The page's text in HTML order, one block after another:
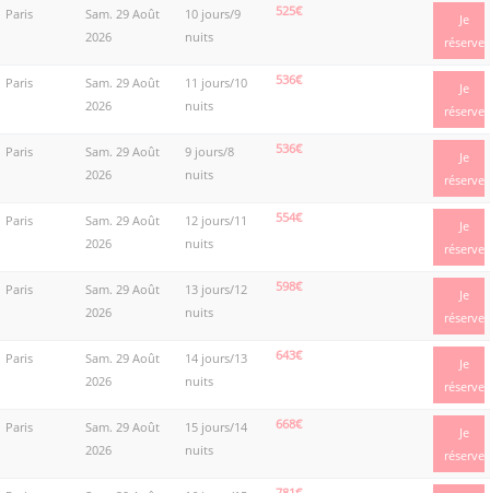
Paris
Sam. 29 Août
2026
10 jours/9
nuits
525€
Je
réserve
Paris
Sam. 29 Août
2026
11 jours/10
nuits
536€
Je
réserve
Paris
Sam. 29 Août
2026
9 jours/8
nuits
536€
Je
réserve
Paris
Sam. 29 Août
2026
12 jours/11
nuits
554€
Je
réserve
Paris
Sam. 29 Août
2026
13 jours/12
nuits
598€
Je
réserve
Paris
Sam. 29 Août
2026
14 jours/13
nuits
643€
Je
réserve
Paris
Sam. 29 Août
2026
15 jours/14
nuits
668€
Je
réserve